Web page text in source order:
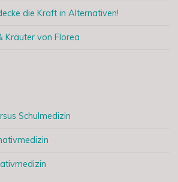
die Kraft in Alternativen!
Kräuter von Florea
Schulmedizin